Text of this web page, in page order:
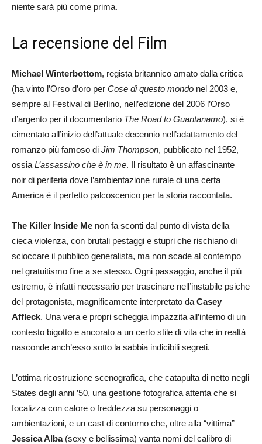
niente sarà più come prima.
La recensione del Film
Michael Winterbottom, regista britannico amato dalla critica
(ha vinto l’Orso d’oro per Cose di questo mondo nel 2003 e,
sempre al Festival di Berlino, nell’edizione del 2006 l’Orso
d’argento per il documentario The Road to Guantanamo), si è
cimentato all’inizio dell’attuale decennio nell’adattamento del
romanzo più famoso di Jim Thompson, pubblicato nel 1952,
ossia L’assassino che è in me. Il risultato è un affascinante
noir di periferia dove l’ambientazione rurale di una certa
America è il perfetto palcoscenico per la storia raccontata.
The Killer Inside Me non fa sconti dal punto di vista della
cieca violenza, con brutali pestaggi e stupri che rischiano di
scioccare il pubblico generalista, ma non scade al contempo
nel gratuitismo fine a se stesso. Ogni passaggio, anche il più
estremo, è infatti necessario per trascinare nell’instabile psiche
del protagonista, magnificamente interpretato da Casey
Affleck. Una vera e propri scheggia impazzita all’interno di un
contesto bigotto e ancorato a un certo stile di vita che in realtà
nasconde anch’esso sotto la sabbia indicibili segreti.
L’ottima ricostruzione scenografica, che catapulta di netto negli
States degli anni ’50, una gestione fotografica attenta che si
focalizza con calore o freddezza su personaggi o
ambientazioni, e un cast di contorno che, oltre alla “vittima”
Jessica Alba(sexy e bellissima) vanta nomi del calibro di